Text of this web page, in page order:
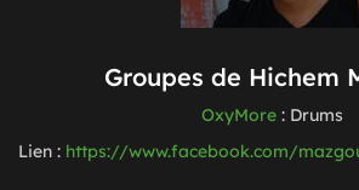
Groupes de Hichem
OxyMore: Drums
Lien : https://www.facebook.com/